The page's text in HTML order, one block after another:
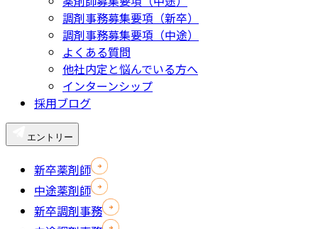
調剤事務募集要項（新卒）
調剤事務募集要項（中途）
よくある質問
他社内定と悩んでいる方へ
インターンシップ
採用ブログ
エントリー
新卒薬剤師
中途薬剤師
新卒調剤事務